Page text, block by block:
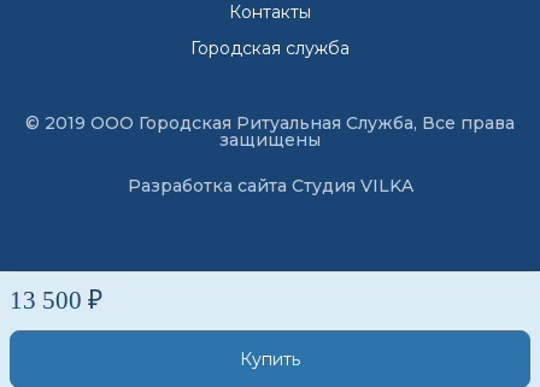
13 500 ₽
Купить
Контакты
Городская служба
© 2019 ООО Городская Ритуальная Служба, Все права
защищены
Разработка сайта Студия VILKA